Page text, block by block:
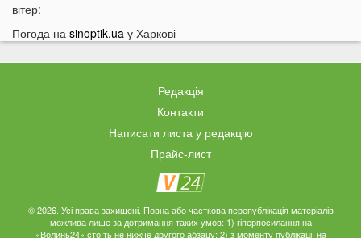
На війні загинули двоє військових з Волині
На Луцьк насувається гроза
Біля Луцька негода наробила біди: волиняни
публікують наслідки у мережі
Астрологи назвали знаки Зодіаку, для яких серпень
Врожай під загрозою: як врятувати город від
аномальної спеки
19:15
Українців закликали зробити запаси цих товарів:
вітер:
Погода на sinoptik.ua у Харкові
Редакція
Контакти
Написати листа у редакцію
Прайс-лист
© 2026. Усі права захищені. Повна або часткова перепублікація матеріалів
можлива лише за дотримання таких умов: 1) гіперпосилання на
«Волинь24» стоїть не нижче другого абзацу; 2) з моменту публікації на